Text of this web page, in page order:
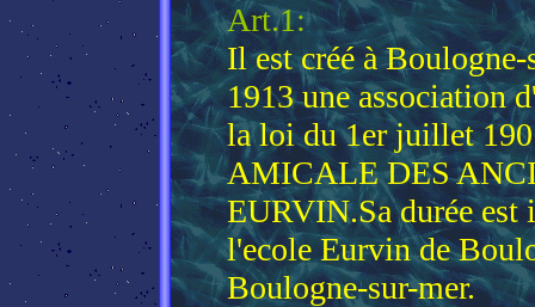
Art.1:
Il est créé à
1913 une association
la loi du 1er juillet
AMICALE DES
EURVIN.Sa durée est
l'ecole Eurvin de
Boulogne-sur-mer.